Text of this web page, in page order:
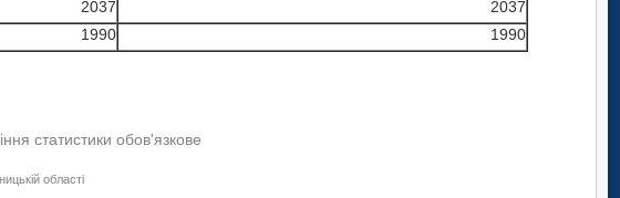
2037
2037
1990 1990
статистики обов'язкове
області